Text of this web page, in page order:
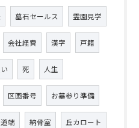
墓石セールス 霊園見学
会社経費 漢字 戸籍
死 人生
区画番号 お墓参り準備
道端 納骨室 丘カロート